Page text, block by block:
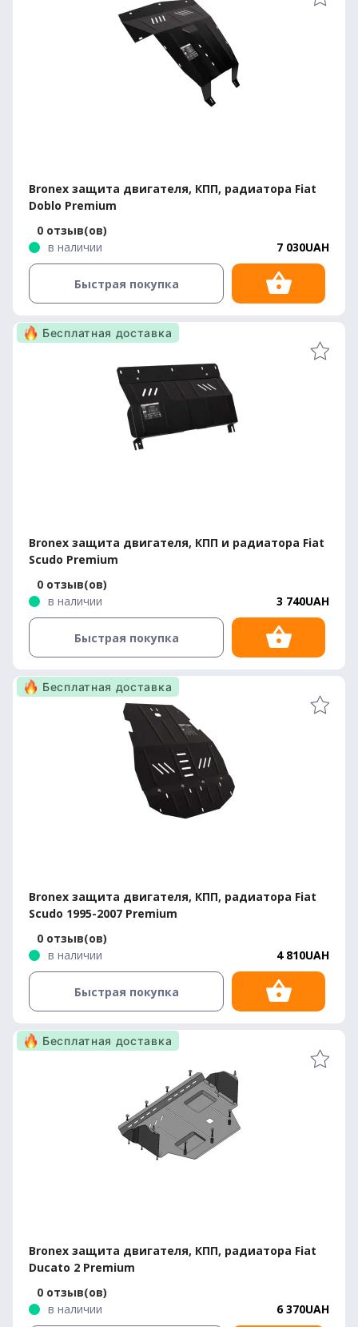
Bronex защита двигателя, КПП, радиатора Fiat
Doblo Premium
0 отзыв(ов)
в наличии
7 030UAH
Быстрая покупка
Bronex защита двигателя, КПП и радиатора Fiat
Scudo Premium
0 отзыв(ов)
в наличии
3 740UAH
Бесплатная доставка
Быстрая покупка
Bronex защита двигателя, КПП, радиатора Fiat
Scudo 1995-2007 Premium
0 отзыв(ов)
в наличии
4 810UAH
Бесплатная доставка
Быстрая покупка
Bronex защита двигателя, КПП, радиатора Fiat
Ducato 2 Premium
0 отзыв(ов)
в наличии
6 370UAH
Бесплатная доставка